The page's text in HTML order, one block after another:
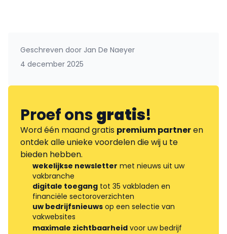
Geschreven door Jan De Naeyer
4 december 2025
Proef onsgratis!
Word één maand gratis premium partneren
ontdek alle unieke voordelen die wij u te
bieden hebben.
wekelijkse newsletter met nieuws uit uw
vakbranche
digitale toegang tot 35 vakbladen en
financiële sectoroverzichten
uw bedrijfsnieuws op een selectie van
vakwebsites
maximale zichtbaarheid voor uw bedrijf